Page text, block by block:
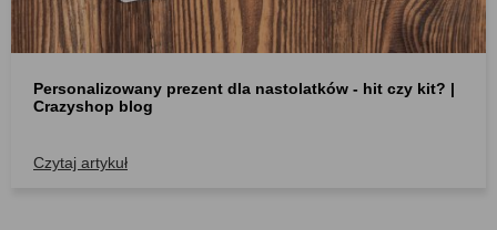
Personalizowany prezent dla nastolatków - hit czy kit? |
Crazyshop blog
Czytaj artykuł